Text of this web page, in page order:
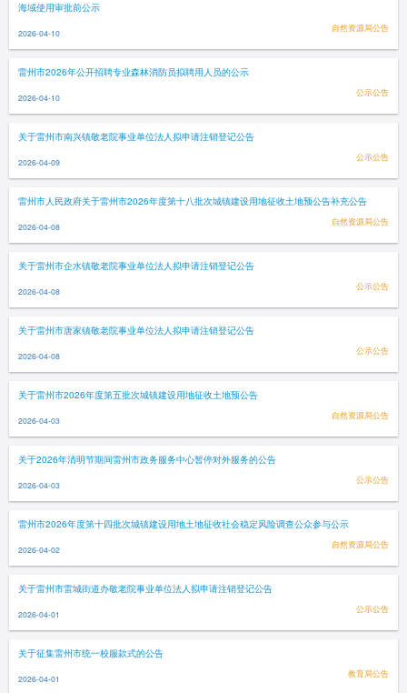
海域使用审批前公示
2026-04-10 自然资源局公告
雷州市2026年公开招聘专业森林消防员拟聘用人员的公示
2026-04-10 公示公告
关于雷州市南兴镇敬老院事业单位法人拟申请注销登记公告
2026-04-09 公示公告
雷州市人民政府关于雷州市2026年度第十八批次城镇建设用地征收土地预公告补充公告
2026-04-08 自然资源局公告
关于雷州市企水镇敬老院事业单位法人拟申请注销登记公告
2026-04-08 公示公告
关于雷州市唐家镇敬老院事业单位法人拟申请注销登记公告
2026-04-08 公示公告
关于雷州市2026年度第五批次城镇建设用地征收土地预公告
2026-04-03 自然资源局公告
关于2026年清明节期间雷州市政务服务中心暂停对外服务的公告
2026-04-03 公示公告
雷州市2026年度第十四批次城镇建设用地土地征收社会稳定风险调查公众参与公示
2026-04-02 自然资源局公告
关于雷州市雷城街道办敬老院事业单位法人拟申请注销登记公告
2026-04-01 公示公告
关于征集雷州市统一校服款式的公告
2026-04-01 教育局公告